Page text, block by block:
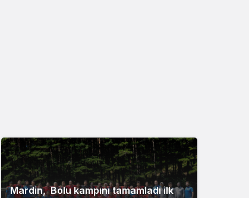
Mardin, Bolu kampını tamamladı ilk